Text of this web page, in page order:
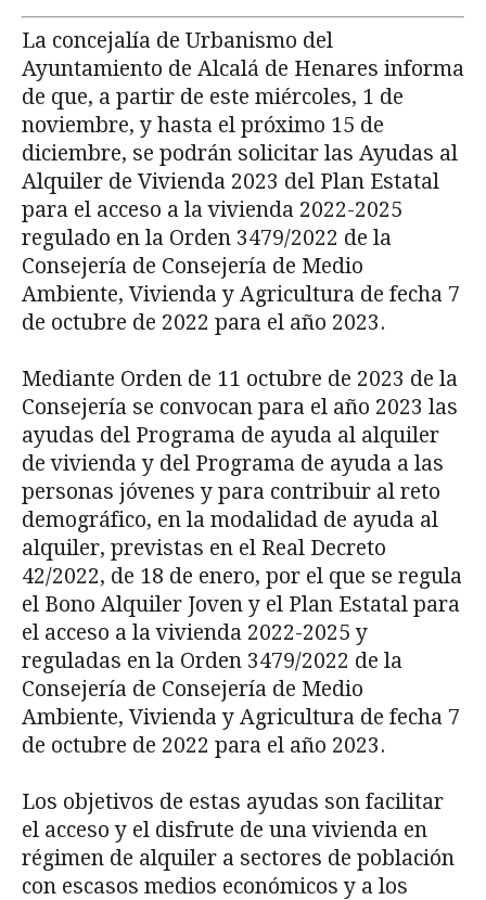
La concejalía de Urbanismo del
Ayuntamiento de Alcalá de Henares informa
de que, a partir de este miércoles, 1 de
noviembre, y hasta el próximo 15 de
diciembre, se podrán solicitar las Ayudas al
Alquiler de Vivienda 2023 del Plan Estatal
para el acceso a la vivienda 2022-2025
regulado en la Orden 3479/2022 de la
Consejería de Consejería de Medio
Ambiente, Vivienda y Agricultura de fecha 7
de octubre de 2022 para el año 2023.
Mediante Orden de 11 octubre de 2023 de la
Consejería se convocan para el año 2023 las
ayudas del Programa de ayuda al alquiler
de vivienda y del Programa de ayuda a las
personas jóvenes y para contribuir al reto
demográfico, en la modalidad de ayuda al
alquiler, previstas en el Real Decreto
42/2022, de 18 de enero, por el que se regula
el Bono Alquiler Joven y el Plan Estatal para
el acceso a la vivienda 2022-2025 y
reguladas en la Orden 3479/2022 de la
Consejería de Consejería de Medio
Ambiente, Vivienda y Agricultura de fecha 7
de octubre de 2022 para el año 2023.
Los objetivos de estas ayudas son facilitar
el acceso y el disfrute de una vivienda en
régimen de alquiler a sectores de población
con escasos medios económicos y a los